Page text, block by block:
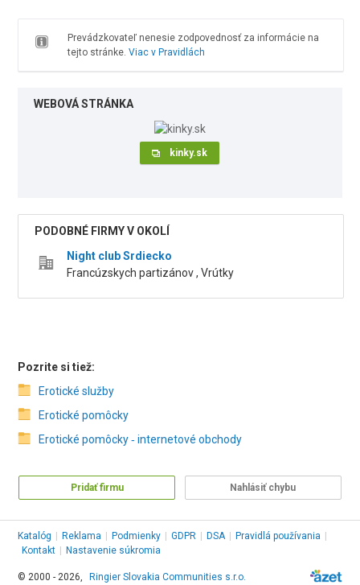
Prevádzkovateľ nenesie zodpovednosť za informácie na
tejto stránke. Viac v Pravidlách
WEBOVÁ STRÁNKA
kinky.sk
PODOBNÉ FIRMY V OKOLÍ
Night club Srdiecko
Francúzskych partizánov , Vrútky
Pozrite si tiež:
Erotické služby
Erotické pomôcky
Erotické pomôcky ‑ internetové obchody
Pridať firmu Nahlásiť chybu
Katalóg Reklama Podmienky GDPR DSA Pravidlá používania
Kontakt
Nastavenie súkromia
© 2000 - 2026, Ringier Slovakia Communities s.r.o.